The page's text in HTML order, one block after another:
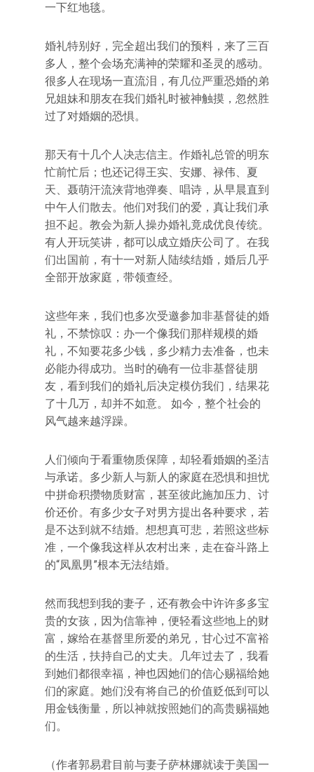
一下红地毯。
婚礼特别好，完全超出我们的预料，来了三百
多人，整个会场充满神的荣耀和圣灵的感动。
很多人在现场一直流泪，有几位严重恐婚的弟
兄姐妹和朋友在我们婚礼时被神触摸，忽然胜
过了对婚姻的恐惧。
那天有十几个人决志信主。作婚礼总管的明东
忙前忙后；也还记得王实、安娜、禄伟、夏
天、聂萌汗流浃背地弹奏、唱诗，从早晨直到
中午人们散去。他们对我们的爱，真让我们承
担不起。教会为新人操办婚礼竟成优良传统。
有人开玩笑讲，都可以成立婚庆公司了。在我
们出国前，有十一对新人陆续结婚，婚后几乎
全部开放家庭，带领查经。
这些年来，我们也多次受邀参加非基督徒的婚
礼，不禁惊叹：办一个像我们那样规模的婚
礼，不知要花多少钱，多少精力去准备，也未
必能办得成功。当时的确有一位非基督徒朋
友，看到我们的婚礼后决定模仿我们，结果花
了十几万，却并不如意。 如今，整个社会的
风气越来越浮躁。
人们倾向于看重物质保障，却轻看婚姻的圣洁
与承诺。多少新人与新人的家庭在恐惧和担忧
中拼命积攒物质财富，甚至彼此施加压力、讨
价还价。有多少女子对男方提出各种要求，若
是不达到就不结婚。想想真可悲，若照这些标
准，一个像我这样从农村出来，走在奋斗路上
的“凤凰男”根本无法结婚。
然而我想到我的妻子，还有教会中许许多多宝
贵的女孩，因为信靠神，便轻看这些地上的财
富，嫁给在基督里所爱的弟兄，甘心过不富裕
的生活，扶持自己的丈夫。几年过去了，我看
到她们都很幸福，神也因她们的信心赐福给她
们的家庭。她们没有将自己的价值贬低到可以
用金钱衡量，所以神就按照她们的高贵赐福她
们。
（作者郭易君目前与妻子萨林娜就读于美国一